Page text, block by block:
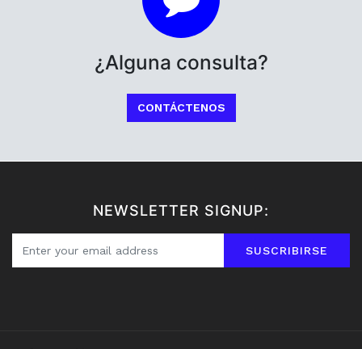
¿Alguna consulta?
CONTÁCTENOS
NEWSLETTER SIGNUP:
SUSCRIBIRSE